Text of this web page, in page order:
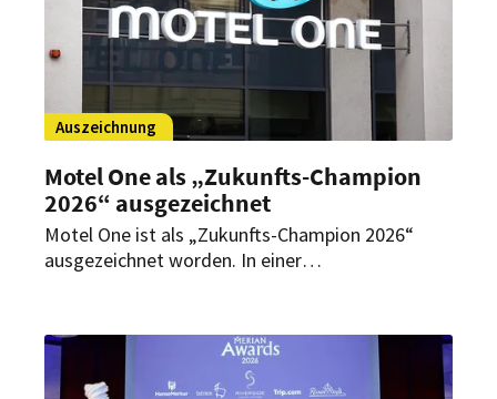
Auszeichnung
Motel One als „Zukunfts-Champion
2026“ ausgezeichnet
Motel One ist als „Zukunfts-Champion 2026“
ausgezeichnet worden. In einer
Budget-Hotels die höchste Bewertung.